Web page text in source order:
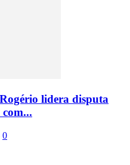
lidera disputa
0